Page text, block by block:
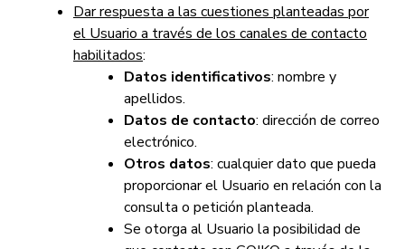
Dar respuesta a las cuestiones planteadas por
el Usuario a través de los canales de contacto
habilitados:
Datos identificativos: nombre y
apellidos.
Datos de contacto: dirección de correo
electrónico.
Otros datos: cualquier dato que pueda
proporcionar el Usuario en relación con la
consulta o petición planteada.
Se otorga al Usuario la posibilidad de